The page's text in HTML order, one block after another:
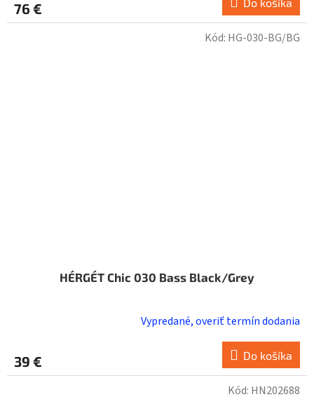
76 €
HÉRGÉT Chic 030 Bass Black/Grey
Vypredané, overiť termín dodania
39 € Do košíka
Kód: HG-030-BG/BG
Kód: HN202688